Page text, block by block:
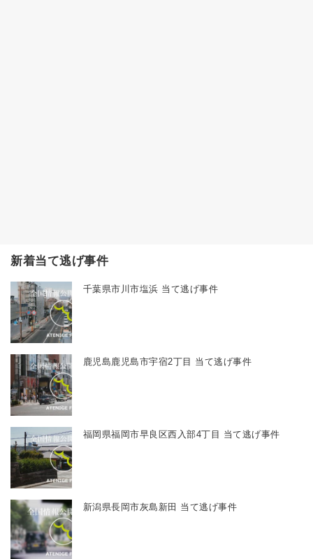
新着当て逃げ事件
千葉県市川市塩浜 当て逃げ事件
鹿児島鹿児島市宇宿2丁目 当て逃げ事件
福岡県福岡市早良区西入部4丁目 当て逃げ事件
新潟県長岡市灰島新田 当て逃げ事件